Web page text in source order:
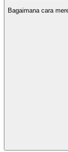
Bagaimana cara